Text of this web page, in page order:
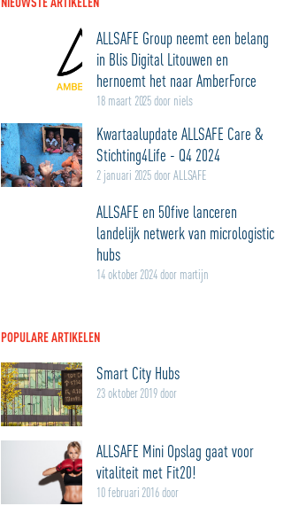
ALLSAFE Group neemt een belang
in Blis Digital Litouwen en
hernoemt het naar AmberForce
18 maart 2025 door niels
Kwartaalupdate ALLSAFE Care &
Stichting4Life - Q4 2024
2 januari 2025 door ALLSAFE
ALLSAFE en 50five lanceren
landelijk netwerk van micrologistic
hubs
14 oktober 2024 door martijn
POPULARE ARTIKELEN
Smart City Hubs
23 oktober 2019 door
ALLSAFE Mini Opslag gaat voor
vitaliteit met Fit20!
10 februari 2016 door